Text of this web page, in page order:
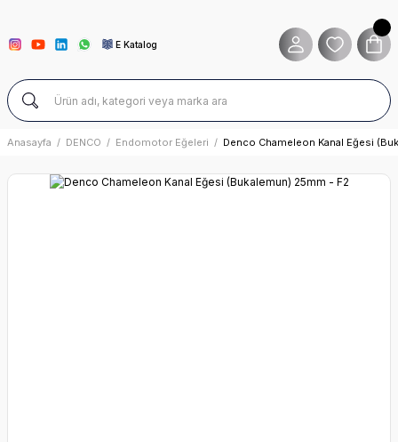
E Katalog
Anasayfa DENCO Endomotor Eğeleri Denco Chameleon Kanal Eğesi